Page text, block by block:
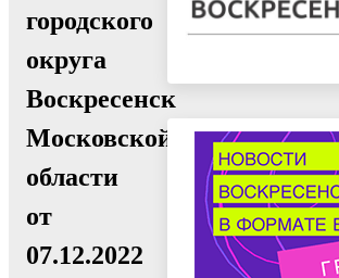
городского
округа
Воскресенск
Московской
области
от
07.12.2022